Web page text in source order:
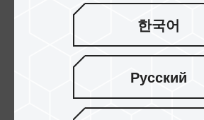
投資人關係：電話：8226-
Mail：
한국어
Русский